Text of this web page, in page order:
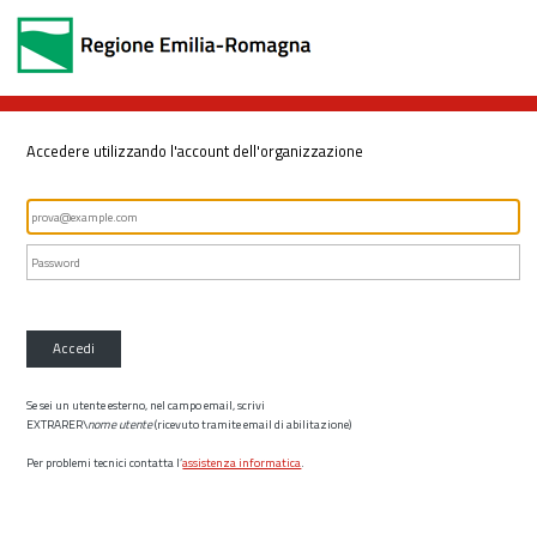
Accedere utilizzando l'account dell'organizzazione
Accedi
Se sei un utente esterno, nel campo email, scrivi
EXTRARER\nome utente(ricevuto tramite email di abilitazione)
Per problemi tecnici contatta l’assistenza informatica.